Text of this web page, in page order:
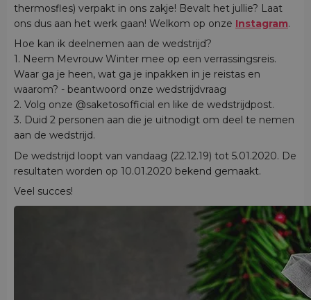
thermosfles) verpakt in ons zakje! Bevalt het jullie? Laat
ons dus aan het werk gaan! Welkom op onze Instagram.
Hoe kan ik deelnemen aan de wedstrijd?
1. Neem Mevrouw Winter mee op een verrassingsreis.
Waar ga je heen, wat ga je inpakken in je reistas en
waarom? - beantwoord onze wedstrijdvraag
2. Volg onze @saketosofficial en like de wedstrijdpost.
3. Duid 2 personen aan die je uitnodigt om deel te nemen
aan de wedstrijd.
De wedstrijd loopt van vandaag (22.12.19) tot 5.01.2020. De
resultaten worden op 10.01.2020 bekend gemaakt.
Veel succes!